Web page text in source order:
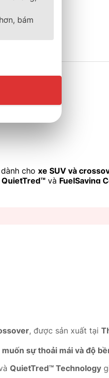
dành cho xe SUV và
QuietTred™ và FuelSaving
, được sản xuất tại
muốn sự thoải mái và độ
QuietTred™ Technology
bám